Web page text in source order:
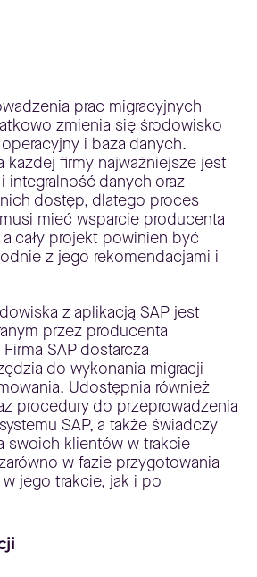
prac migracyjnych
zmienia się środowisko
i baza danych.
każdej firmy najważniejsze jest
danych oraz
dostęp, dlatego proces
mieć wsparcie producenta
cały projekt powinien być
z jego rekomendacjami i
z aplikacją SAP jest
przez producenta
SAP dostarcza
do wykonania migracji
Udostępnia również
procedury do przeprowadzenia
SAP, a także świadczy
swoich klientów w trakcie
w fazie przygotowania
jego trakcie, jak i po